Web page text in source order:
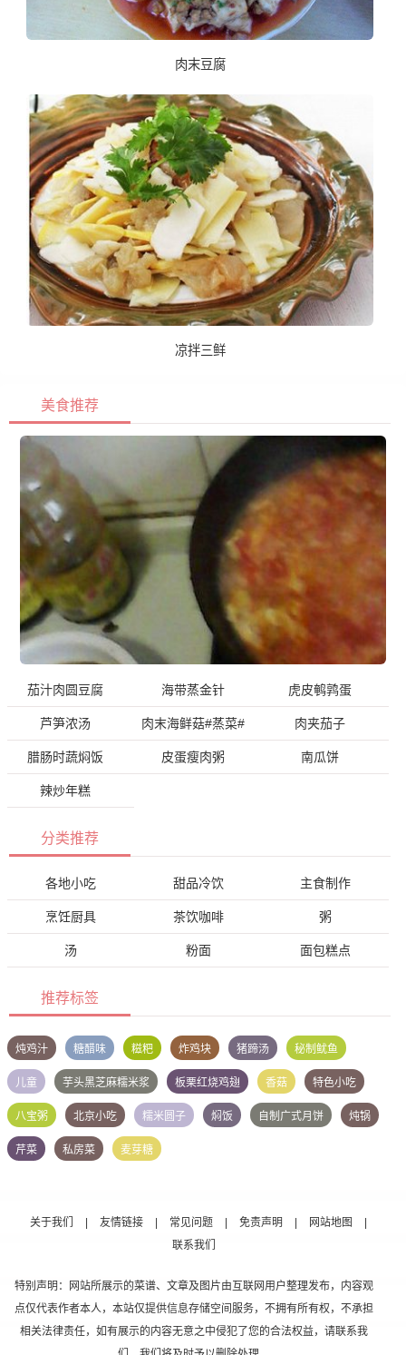
肉末豆腐
凉拌三鲜
美食推荐
茄汁肉圆豆腐 海带蒸金针 虎皮鹌鹑蛋
芦笋浓汤 肉末海鲜菇#蒸菜# 肉夹茄子
腊肠时蔬焖饭 皮蛋瘦肉粥 南瓜饼
辣炒年糕
分类推荐
各地小吃 甜品冷饮 主食制作
烹饪厨具 茶饮咖啡 粥
汤 粉面 面包糕点
推荐标签
炖鸡汁 糖醋味 糍粑 炸鸡块 猪蹄汤 秘制鱿鱼
儿童 芋头黑芝麻糯米浆 板栗红烧鸡翅 香菇 特色小吃
八宝粥 北京小吃 糯米圆子 焖饭 自制广式月饼 炖锅
芹菜 私房菜 麦芽糖
关于我们 | 友情链接 | 常见问题 | 免责声明 | 网站地图
|
联系我们
特别声明：网站所展示的菜谱、文章及图片由互联网用户整理发布，内容观
点仅代表作者本人，本站仅提供信息存储空间服务，不拥有所有权，不承担
相关法律责任，如有展示的内容无意之中侵犯了您的合法权益，请联系我